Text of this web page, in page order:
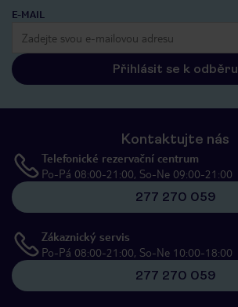
E-MAIL
Přihlásit se k odběru
Kontaktujte nás
Telefonické rezervační centrum
Po-Pá 08:00-21:00, So-Ne 09:00-21:00
277 270 059
Zákaznický servis
Po-Pá 08:00-21:00, So-Ne 10:00-18:00
277 270 059